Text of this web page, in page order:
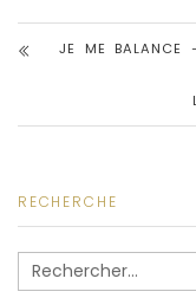
JE ME BALANCE
RECHERCHE
Rechercher :